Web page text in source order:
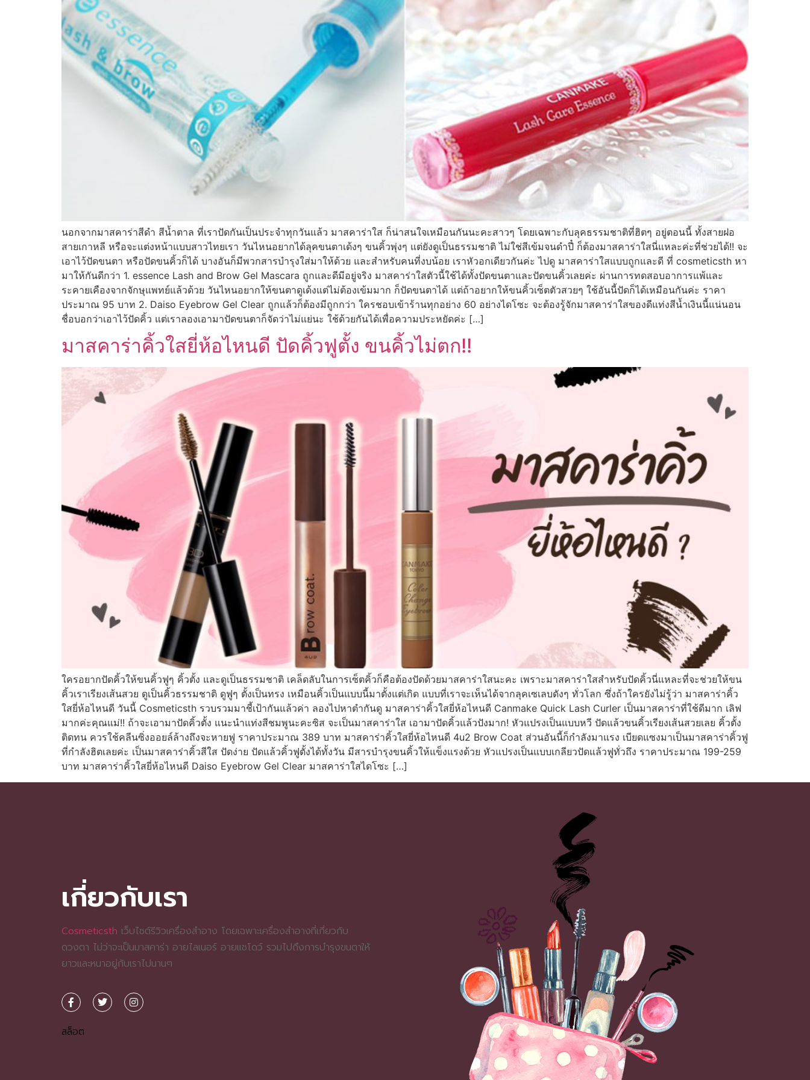
นอกจากมาสคาร่าสีดำ สีน้ำตาล ที่เราปัดกันเป็นประจำทุกวันแล้ว มาสคาร่าใส ก็น่าสนใจเหมือนกันนะคะสาวๆ โดยเฉพาะกับลุคธรรมชาติที่ฮิตๆ อยู่ตอนนี้ ทั้งสายฝอ
สายเกาหลี หรือจะแต่งหน้าแบบสาวไทยเรา วันไหนอยากได้ลุคขนตาเด้งๆ ขนคิ้วพุ่งๆ แต่ยังดูเป็นธรรมชาติ ไม่ใช่สีเข้มจนดำปี๋ ก็ต้องมาสคาร่าใสนี่แหละค่ะที่ช่วยได้!! จะ
เอาไว้ปัดขนตา หรือปัดขนคิ้วก็ได้ บางอันก็มีพวกสารบำรุงใส่มาให้ด้วย และสำหรับคนที่งบน้อย เราหัวอกเดียวกันค่ะ ไปดู มาสคาร่าใสแบบถูกและดี ที่ cosmeticsth หา
มาให้กันดีกว่า 1. essence Lash and Brow Gel Mascara ถูกและดีมีอยู่จริง มาสคาร่าใสตัวนี้ใช้ได้ทั้งปัดขนตาและปัดขนคิ้วเลยค่ะ ผ่านการทดสอบอาการแพ้และ
ระคายเคืองจากจักษุแพทย์แล้วด้วย วันไหนอยากให้ขนตาดูเด้งแต่ไม่ต้องเข้มมาก ก็ปัดขนตาได้ แต่ถ้าอยากให้ขนคิ้วเซ็ตตัวสวยๆ ใช้อันนี้ปัดก็ได้เหมือนกันค่ะ ราคา
ประมาณ 95 บาท 2. Daiso Eyebrow Gel Clear ถูกแล้วก็ต้องมีถูกกว่า ใครชอบเข้าร้านทุกอย่าง 60 อย่างไดโซะ จะต้องรู้จักมาสคาร่าใสของดีแท่งสีน้ำเงินนี้แน่นอน
ชื่อบอกว่าเอาไว้ปัดคิ้ว แต่เราลองเอามาปัดขนตาก็จัดว่าไม่แย่นะ ใช้ด้วยกันได้เพื่อความประหยัดค่ะ […]
มาสคาร่าคิ้วใสยี่ห้อไหนดี ปัดคิ้วฟูตั้ง ขนคิ้วไม่ตก!!
ใครอยากปัดคิ้วให้ขนคิ้วฟูๆ คิ้วตั้ง และดูเป็นธรรมชาติ เคล็ดลับในการเซ็ตคิ้วก็คือต้องปัดด้วยมาสคาร่าใสนะคะ เพราะมาสคาร่าใสสำหรับปัดคิ้วนี่แหละที่จะช่วยให้ขน
คิ้วเราเรียงเส้นสวย ดูเป็นคิ้วธรรมชาติ ดูฟูๆ ตั้งเป็นทรง เหมือนคิ้วเป็นแบบนี้มาตั้งแต่เกิด แบบที่เราจะเห็นได้จากลุคเซเลบดังๆ ทั่วโลก ซึ่งถ้าใครยังไม่รู้ว่า มาสคาร่าคิ้ว
ใสยี่ห้อไหนดี วันนี้ Cosmeticsth รวบรวมมาชี้เป้ากันแล้วค่า ลองไปหาตำกันดู มาสคาร่าคิ้วใสยี่ห้อไหนดี Canmake Quick Lash Curler เป็นมาสคาร่าที่ใช้ดีมาก เลิฟ
มากค่ะคุณแม่!! ถ้าจะเอามาปัดคิ้วตั้ง แนะนำแท่งสีชมพูนะคะซิส จะเป็นมาสคาร่าใส เอามาปัดคิ้วแล้วปังมาก! หัวแปรงเป็นแบบหวี ปัดแล้วขนคิ้วเรียงเส้นสวยเลย คิ้วตั้ง
ติดทน ควรใช้คลีนซิ่งออยล์ล้างถึงจะหายฟู ราคาประมาณ 389 บาท มาสคาร่าคิ้วใสยี่ห้อไหนดี 4u2 Brow Coat ส่วนอันนี้ก็กำลังมาแรง เบียดแซงมาเป็นมาสคาร่าคิ้วฟู
ที่กำลังฮิตเลยค่ะ เป็นมาสคาร่าคิ้วสีใส ปัดง่าย ปัดแล้วคิ้วฟูตั้งได้ทั้งวัน มีสารบำรุงขนคิ้วให้แข็งแรงด้วย หัวแปรงเป็นแบบเกลียวปัดแล้วฟูทั่วถึง ราคาประมาณ 199-259
บาท มาสคาร่าคิ้วใสยี่ห้อไหนดี Daiso Eyebrow Gel Clear มาสคาร่าใสไดโซะ […]
เกี่ยวกับเรา
Cosmeticsth เว็บไซต์รีวิวเครื่องสำอาง โดยเฉพาะเครื่องสำอางที่เกี่ยวกับ
ดวงตา ไม่ว่าจะเป็นมาสคาร่า อายไลเนอร์ อายแชโดว์ รวมไปถึงการบำรุงขนตาให้
ยาวและหนาอยู่กับเราไปนานๆ
สล็อต